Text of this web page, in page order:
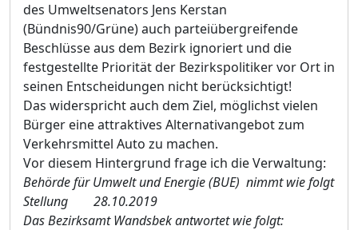
des Umweltsenators Jens Kerstan
(Bündnis90/Grüne) auch parteiübergreifende
Beschlüsse aus dem Bezirk ignoriert und die
festgestellte Priorität der Bezirkspolitiker vor Ort in
seinen Entscheidungen nicht berücksichtigt!
Das widerspricht auch dem Ziel, möglichst vielen
Bürger eine attraktives Alternativangebot zum
Verkehrsmittel Auto zu machen.
Vor diesem Hintergrund frage ich die Verwaltung:
Behörde für Umwelt und Energie (BUE) nimmt wie folgt
Stellung
28.10.2019
Das Bezirksamt Wandsbek antwortet wie folgt: